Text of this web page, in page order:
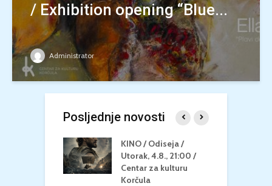
/ Exhibition opening “Blue...
Administrator
Posljednje novosti
KINO / Odiseja /
Utorak, 4.8., 21:00 /
Centar za kulturu
Korčula